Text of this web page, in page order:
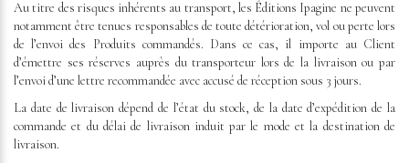
Au titre des risques inhérents au transport, les Éditions Ipagine ne peuvent
notamment être tenues responsables de toute détérioration, vol ou perte lors
de l’envoi des Produits commandés. Dans ce cas, il importe au Client
d’émettre ses réserves auprès du transporteur lors de la livraison ou par
l’envoi d’une lettre recommandée avec accusé de réception sous 3 jours.
La date de livraison dépend de l’état du stock, de la date d’expédition de la
commande et du délai de livraison induit par le mode et la destination de
livraison.